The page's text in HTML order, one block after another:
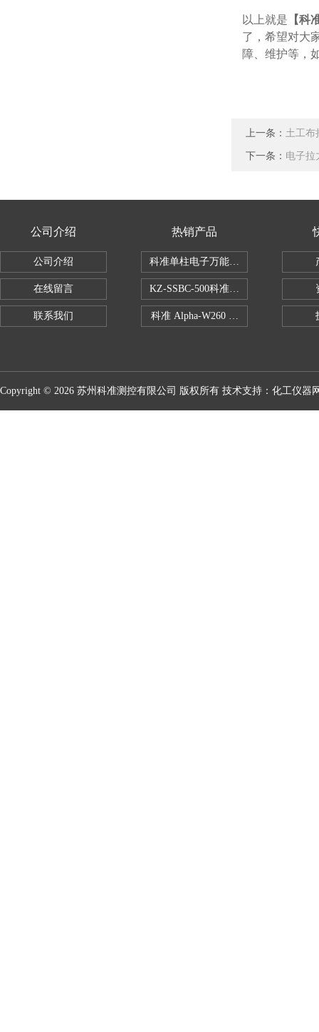
以上就是 【科
了，希望对大
障、维护等，
上一条： 土工布
下一条： 电子拉
公司介绍
公司介绍
在线留言
联系我们
热销产品
科准单柱电子万能拉力机KZ-SSBC-500
KZ-SSBC-500科准单柱电子万能试验
科准 Alpha-W260 半导体全自动推拉
Copyright © 2026 苏州科准测控有限公司 版权所有 技术支持： 化工仪器